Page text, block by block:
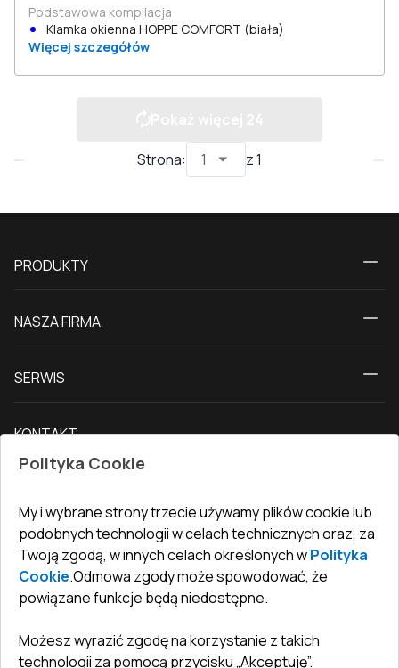
Podstawowa kompilacja
Klamka okienna HOPPE COMFORT (biała)
Więcej szczegółów
Strona: z1
PRODUKTY
Okna
Drzwi balkonowe
NASZA FIRMA
Kontakt z nami
Dla firm, współpraca
SERWIS
Warunki zwrotu towarów
Gwarancja
KONTAKT
Biuro:ul. Święty Marcin 29/8, 61-806 Poznań
undefined(undefined)
info@toptechnik.com.pl
Polityka Cookie
My i wybrane strony trzecie używamy plików cookie lub
podobnych technologii w celach technicznych oraz, za
Twoją zgodą, w innych celach określonych wPolityka
Cookie.Odmowa zgody może spowodować, że
powiązane funkcje będą niedostępne.
Możesz wyrazić zgodę na korzystanie z takich
technologii za pomocą przycisku „Akceptuję”.